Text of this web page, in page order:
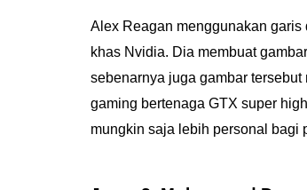
Alex Reagan menggunakan
khas Nvidia. Dia membuat
sebenarnya juga gambar
gaming bertenaga GTX super
mungkin saja lebih personal bagi